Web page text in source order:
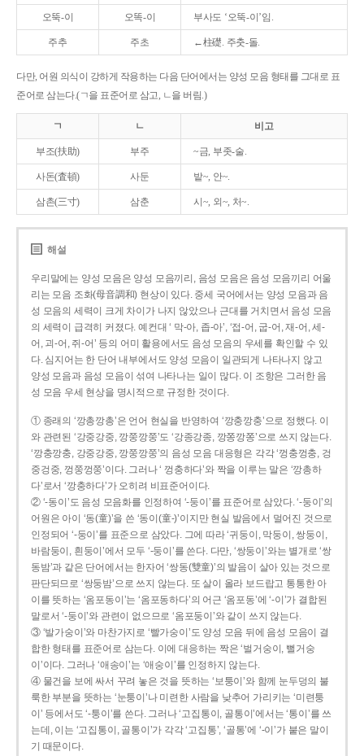
오뚝-이 오똑-이 부사도 ‘오뚝-이’임.
주추 주초 ←柱礎. 주춧-돌.
다만, 어원 의식이 강하게 작용하는 다음 단어에서는 양성 모음 형태를 그대로 표
준어로 삼는다.(ㄱ을 표준어로 삼고, ㄴ을 버림.)
ㄱ ㄴ 비고
부조(扶助) 부주 ~금, 부좃-술.
사돈(査頓) 사둔 밭~, 안~.
삼촌(三寸) 삼춘 시~, 외~, 처~.
해설
우리말에는 양성 모음은 양성 모음끼리, 음성 모음은 음성 모음끼리 어울
리는 모음 조화(母音調和) 현상이 있다. 중세 국어에서는 양성 모음과 음
성 모음의 세력이 크게 차이가 나지 않았으나 근대를 거치면서 음성 모음
의 세력이 급격히 커졌다. 예컨대 ‘ 막-아, 좁-아’, ‘접-어, 굽-어, 재-어, 세-
어, 괴-어, 쥐-어’ 등의 어미 활용에서도 음성 모음의 우세를 확인할 수 있
다. 심지어는 한 단어 내부에서도 양성 모음이 일관되게 나타나지 않고
양성 모음과 음성 모음이 섞여 나타나는 일이 많다. 이 조항은 그러한 음
성 모음 우세 현상을 명시적으로 규정한 것이다.
① 종래의 ‘깡총깡총’은 언어 현실을 반영하여 ‘깡충깡충’으로 정했다. 이
와 관련된 ‘강중강중, 깡쭝깡쭝’도 ‘강종강종, 깡쫑깡쫑’으로 쓰지 않는다.
‘깡충깡충, 강중강중, 깡쭝깡쭝’의 음성 모음 대응형은 각각 ‘껑충껑충, 겅
중겅중, 껑쭝껑쭝’이다. 그러나 ‘ 껑충하다’와 짝을 이루는 말은 ‘깡총하
다’로서 ‘깡충하다’가 오히려 비표준어이다.
② ‘-동이’도 음성 모음화를 인정하여 ‘-둥이’를 표준어로 삼았다. ‘-둥이’의
어원은 아이 ‘동(童)’을 쓴 ‘동이(童-)’이지만 현실 발음에서 멀어진 것으로
인정되어 ‘-둥이’를 표준으로 삼았다. 그에 따라 ‘귀둥이, 막둥이, 쌍둥이,
바람둥이, 흰둥이’에서 모두 ‘-둥이’를 쓴다. 다만, ‘쌍둥이’와는 별개로 ‘쌍
동밤’과 같은 단어에서는 한자어 ‘쌍동(雙童)’의 발음이 살아 있는 것으로
판단되므로 ‘쌍둥밤’으로 쓰지 않는다. 또 살이 올라 보드랍고 통통한 아
이를 뜻하는 ‘옴포동이’는 ‘옴포동하다’의 어근 ‘옴포동’에 ‘-이’가 결합된
말로서 ‘-둥이’와 관련이 없으므로 ‘옴포둥이’와 같이 쓰지 않는다.
③ ‘발가숭이’와 마찬가지로 ‘빨가숭이’도 양성 모음 뒤에 음성 모음이 결
합한 형태를 표준어로 삼는다. 이에 대응하는 짝은 ‘벌거숭이, 뻘거숭
이’이다. 그러나 ‘애송이’는 ‘애숭이’를 인정하지 않는다.
④ 물건을 보에 싸서 꾸려 놓은 것을 뜻하는 ‘보퉁이’와 함께 눈두덩의 불
룩한 부분을 뜻하는 ‘눈퉁이’나 미련한 사람을 낮추어 가리키는 ‘미련퉁
이’ 등에서도 ‘-퉁이’를 쓴다. 그러나 ‘고집통이, 골통이’에서는 ‘통이’를 쓰
는데, 이는 ‘고집통이, 골통이’가 각각 ‘고집통’, ‘골통’에 ‘-이’가 붙은 말이
기 때문이다.